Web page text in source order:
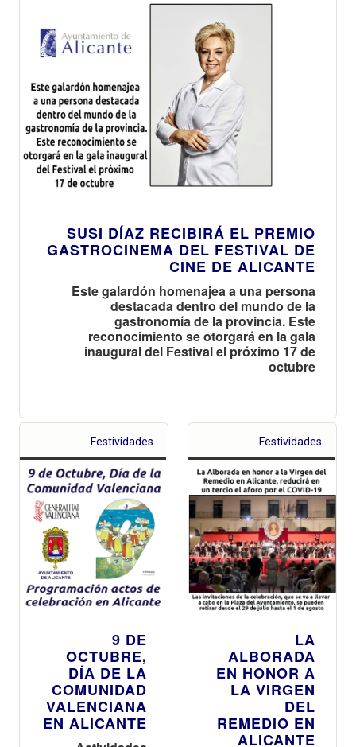
SUSI DÍAZ RECIBIRÁ EL PREMIO
GASTROCINEMA DEL FESTIVAL DE
CINE DE ALICANTE
Este galardón homenajea a una persona
destacada dentro del mundo de la
gastronomía de la provincia. Este
reconocimiento se otorgará en la gala
inaugural del Festival el próximo 17 de
octubre
Festividades
9 DE
OCTUBRE,
DÍA DE LA
COMUNIDAD
VALENCIANA
EN ALICANTE
Festividades
LA
ALBORADA
EN HONOR A
LA VIRGEN
DEL
REMEDIO EN
ALICANTE